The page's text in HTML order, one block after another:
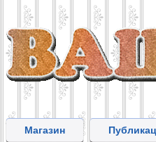
Магазин